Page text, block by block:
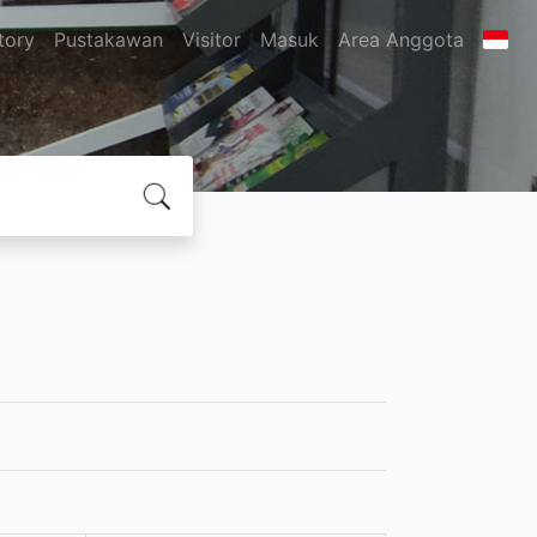
Pustakawan Visitor Masuk Area Anggota